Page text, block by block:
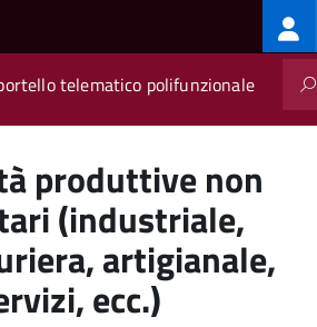
principale
telematico polifunzionale
produttive non
(industriale,
artigianale,
ecc.)